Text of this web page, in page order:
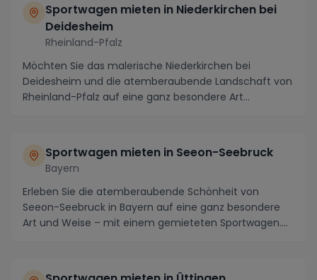
Sportwagen mieten in Niederkirchen bei
Deidesheim
Rheinland-Pfalz
Möchten Sie das malerische Niederkirchen bei
Deidesheim und die atemberaubende Landschaft von
Rheinland-Pfalz auf eine ganz besondere Art
Sportwagen mieten in Seeon-Seebruck
Bayern
Erleben Sie die atemberaubende Schönheit von
Seeon-Seebruck in Bayern auf eine ganz besondere
Art und Weise – mit einem gemieteten Sportwagen.